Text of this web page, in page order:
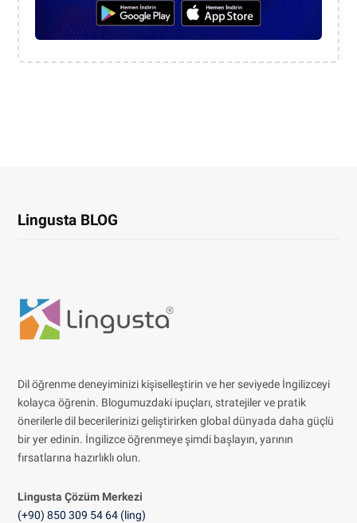
Lingusta BLOG
Dil öğrenme deneyiminizi kişiselleştirin ve her seviyede İngilizceyi
kolayca öğrenin. Blogumuzdaki ipuçları, stratejiler ve pratik
önerilerle dil becerilerinizi geliştirirken global dünyada daha güçlü
bir yer edinin. İngilizce öğrenmeye şimdi başlayın, yarının
fırsatlarına hazırlıklı olun.
Lingusta Çözüm Merkezi
(+90) 850 309 54 64 (ling)